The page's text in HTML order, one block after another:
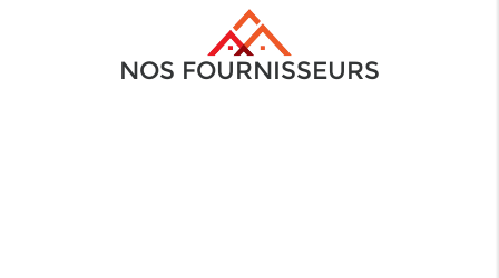
NOS FOURNISSEURS